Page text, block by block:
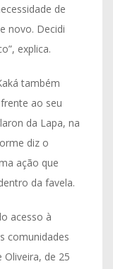
de
novo. Decidi
explica.
também
ao seu
da Lapa, na
diz o
ação que
da favela.
acesso à
comunidades
Oliveira, de 25